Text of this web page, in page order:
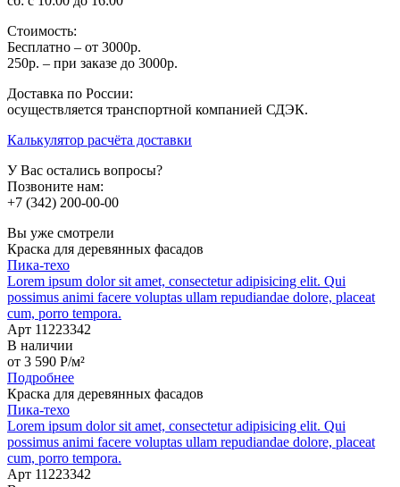
Стоимость:
Бесплатно – от 3000р.
250р. – при заказе до 3000р.
Доставка по России:
осуществляется транспортной компанией СДЭК.
Калькулятор расчёта доставки
У Вас остались вопросы?
Позвоните нам:
+7 (342) 200-00-00
Вы уже смотрели
Краска для деревянных фасадов
Пика-техо
Lorem ipsum dolor sit amet, consectetur adipisicing elit. Qui
possimus animi facere voluptas ullam repudiandae dolore, placeat
cum, porro tempora.
Арт 11223342
В наличии
от 3 590 P/м²
Подробнее
Краска для деревянных фасадов
Пика-техо
Lorem ipsum dolor sit amet, consectetur adipisicing elit. Qui
possimus animi facere voluptas ullam repudiandae dolore, placeat
cum, porro tempora.
Арт 11223342